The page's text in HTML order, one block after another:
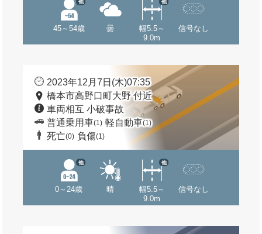
45～54歳
他
曇
幅5.5～
9.0m
他
信号なし
2023年12月7日(木)07:35
橋本市高野口町大野 付近
車両相互 小破事故
普通乗用車(1) 軽自動車(1)
死亡(0) 負傷(1)
0～24歳
他
晴
幅5.5～
9.0m
他
信号なし